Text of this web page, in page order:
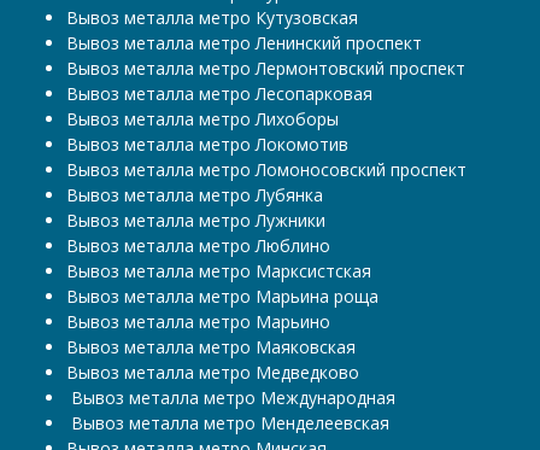
Вывоз металла метро Кутузовская
Вывоз металла метро Ленинский проспект
Вывоз металла метро Лермонтовский проспект
Вывоз металла метро Лесопарковая
Вывоз металла метро Лихоборы
Вывоз металла метро Локомотив
Вывоз металла метро Ломоносовский проспект
Вывоз металла метро Лубянка
Вывоз металла метро Лужники
Вывоз металла метро Люблино
Вывоз металла метро Марксистская
Вывоз металла метро Марьина роща
Вывоз металла метро Марьино
Вывоз металла метро Маяковская
Вывоз металла метро Медведково
​​​​​​​ Вывоз металла метро Международная
​​​​​​​ Вывоз металла метро Менделеевская